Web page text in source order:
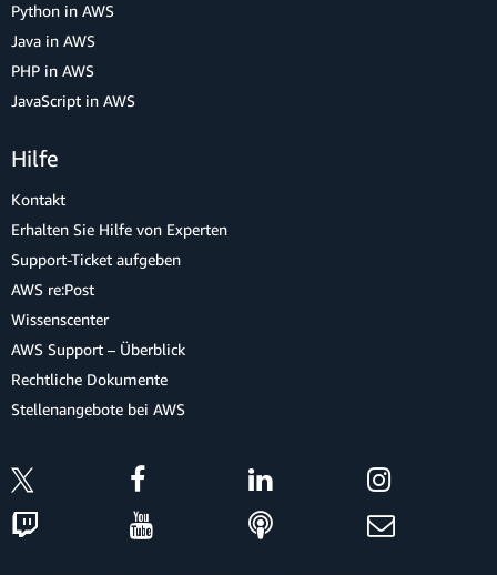
Python in AWS
Java in AWS
PHP in AWS
JavaScript in AWS
Hilfe
Kontakt
Erhalten Sie Hilfe von Experten
Support-Ticket aufgeben
AWS re:Post
Wissenscenter
AWS Support – Überblick
Rechtliche Dokumente
Stellenangebote bei AWS